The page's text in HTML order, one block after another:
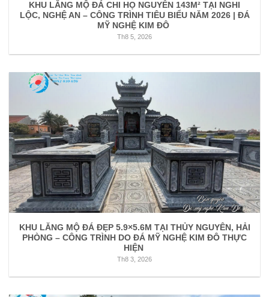
KHU LĂNG MỘ ĐÁ CHI HỌ NGUYỄN 143M² TẠI NGHI
LỘC, NGHỆ AN – CÔNG TRÌNH TIÊU BIỂU NĂM 2026 | ĐÁ
MỸ NGHỆ KIM ĐÔ
Th8 5, 2026
KHU LĂNG MỘ ĐÁ ĐẸP 5.9×5.6M TẠI THỦY NGUYÊN, HẢI
PHÒNG – CÔNG TRÌNH DO ĐÁ MỸ NGHỆ KIM ĐÔ THỰC
HIỆN
Th8 3, 2026